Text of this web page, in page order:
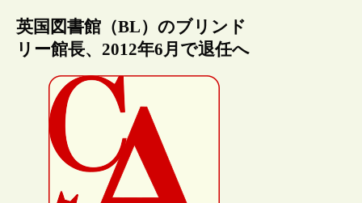
英国図書館（BL）のブリンド
リー館長、2012年6月で退任へ